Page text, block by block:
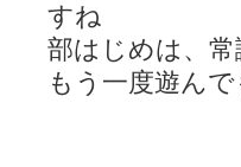
すね
部はじめは、
もう一度遊ん